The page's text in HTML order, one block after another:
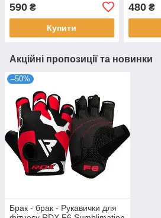
590 ₴
Купити
480₴
Акційні пропозиції та новинки
–50%
Брак - брак - Рукавички для